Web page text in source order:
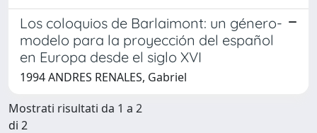
Los coloquios de Barlaimont: un género-
modelo para la proyección del español
en Europa desde el siglo XVI
1994 ANDRES RENALES, Gabriel
Mostrati risultati da 1 a 2
di 2